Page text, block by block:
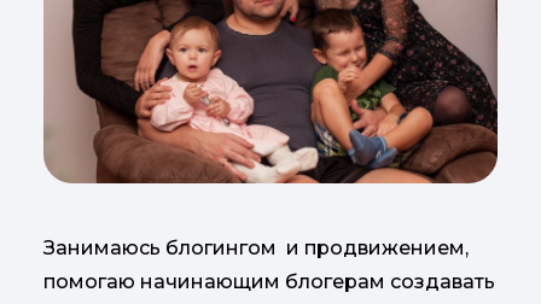
Занимаюсь блогингом и продвижением,
помогаю начинающим блогерам создавать